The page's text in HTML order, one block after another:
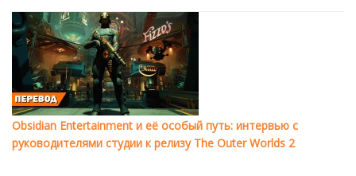
Obsidian Entertainment и её особый путь: интервью с
руководителями студии к релизу The Outer Worlds 2